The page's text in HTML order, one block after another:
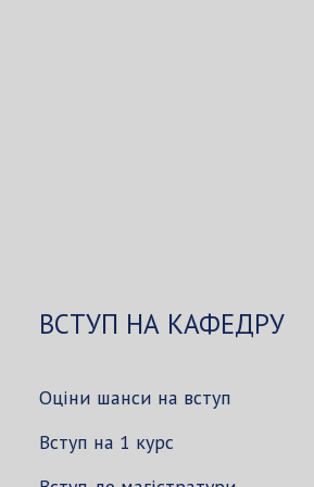
ВСТУП НА КАФЕДРУ
Оціни шанси на вступ
Вступ на 1 курс